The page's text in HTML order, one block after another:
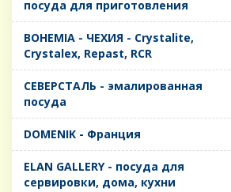
посуда для приготовления
BOHEMIA - ЧЕХИЯ - Crystalite,
Crystalex, Repast, RCR
CЕВЕРСТАЛЬ - эмалированная
посуда
DOMENIK - Франция
ELAN GALLERY - посуда для
сервировки, дома, кухни